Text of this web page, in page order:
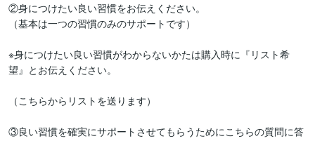
②身につけたい良い習慣をお伝えください。
（基本は一つの習慣のみのサポートです）
※身につけたい良い習慣がわからないかたは購入時に『リスト希
望』とお伝えください。
（こちらからリストを送ります）
③良い習慣を確実にサポートさせてもらうためにこちらの質問に答